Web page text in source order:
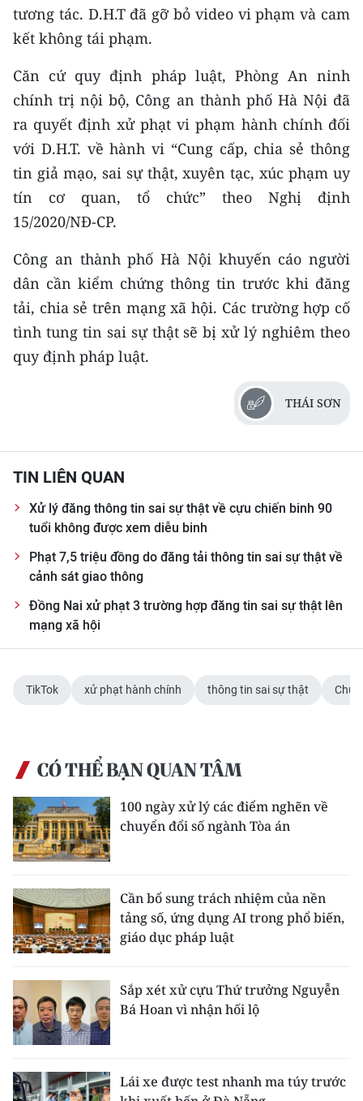
TIN MỚI
Trung du và miền núi phía Bắc
Đồng bằng sông Hồng
Bắc Trung Bộ
Duyên hải Nam Trung Bộ và Tây
Nguyên
Đông Nam Bộ
Đồng bằng sông Cửu Long
Chuyên trang Hà Nội
Chuyên trang TP. Hồ Chí Minh
CÁC CHUYÊN TRANG
VỀ BÁO NHÂN DÂN
NHÂN DÂN CUỐI TUẦN
NHÂN DÂN HẰNG THÁNG
ĐỌC BÁO IN
FRANÇAIS
РУССКИЙ
ESPAÑOL
한국어
tương tác. D.H.T đã gỡ bỏ video vi phạm và cam
kết không tái phạm.
‎‎Căn cứ quy định pháp luật, Phòng An ninh
chính trị nội bộ, Công an thành phố Hà Nội đã
ra quyết định xử phạt vi phạm hành chính đối
với D.H.T. về hành vi “Cung cấp, chia sẻ thông
tin giả mạo, sai sự thật, xuyên tạc, xúc phạm uy
tín cơ quan, tổ chức” theo Nghị định
15/2020/NĐ-CP.
‎‎Công an thành phố Hà Nội khuyến cáo người
dân cần kiểm chứng thông tin trước khi đăng
tải, chia sẻ trên mạng xã hội. Các trường hợp cố
tình tung tin sai sự thật sẽ bị xử lý nghiêm theo
quy định pháp luật.
THÁI SƠN
TIN LIÊN QUAN
Xử lý đăng thông tin sai sự thật về cựu chiến binh 90
tuổi không được xem diễu binh
Phạt 7,5 triệu đồng do đăng tải thông tin sai sự thật về
cảnh sát giao thông
Đồng Nai xử phạt 3 trường hợp đăng tin sai sự thật lên
mạng xã hội
TikTok xử phạt hành chính thông tin sai sự thật
CÓ THỂ BẠN QUAN TÂM
100 ngày xử lý các điểm nghẽn về
chuyển đổi số ngành Tòa án
Cần bổ sung trách nhiệm của nền
tảng số, ứng dụng AI trong phổ biến,
giáo dục pháp luật
Sắp xét xử cựu Thứ trưởng Nguyễn
Bá Hoan vì nhận hối lộ
Lái xe được test nhanh ma túy trước